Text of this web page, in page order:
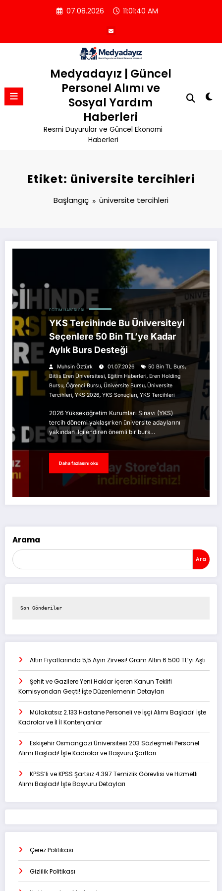
07.08.2026 11:01:40 AM
Medyadayız | Güncel
Personel Alımı ve
Sosyal Yardım
Haberleri
Resmi Duyurular ve Güncel Ekonomi
Haberleri
Etiket: üniversite tercihleri
Başlangıç üniversite tercihleri
EĞITIM HABERLERI
YKS Tercihinde Bu Üniversiteyi
Seçenlere 50 Bin TL’ye Kadar
Aylık Burs Desteği
Muhsin Öztürk 01.07.2026 50 Bin TL Burs,
Bitlis Eren Üniversitesi, Eğitim Haberleri, Eren Holding
Bursu, Öğrenci Bursu, Üniversite Bursu, Üniversite
Tercihleri, YKS 2026, YKS Sonuçları, YKS Tercihleri
2026 Yükseköğretim Kurumları Sınavı (YKS)
tercih dönemi yaklaşırken üniversite adaylarını
yakından ilgilendiren önemli bir burs…
Daha fazlasını oku
Arama
Ara
Son Gönderiler
Altın Fiyatlarında 5,5 Ayın Zirvesi! Gram Altın 6.500 TL’yi Aştı
Şehit ve Gazilere Yeni Haklar İçeren Kanun Teklifi
Komisyondan Geçti! İşte Düzenlemenin Detayları
Mülakatsız 2.133 Hastane Personeli ve İşçi Alımı Başladı! İşte
Kadrolar ve İl İl Kontenjanlar
Eskişehir Osmangazi Üniversitesi 203 Sözleşmeli Personel
Alımı Başladı! İşte Kadrolar ve Başvuru Şartları
KPSS’li ve KPSS Şartsız 4.397 Temizlik Görevlisi ve Hizmetli
Alımı Başladı! İşte Başvuru Detayları
Çerez Politikası
Gizlilik Politikası